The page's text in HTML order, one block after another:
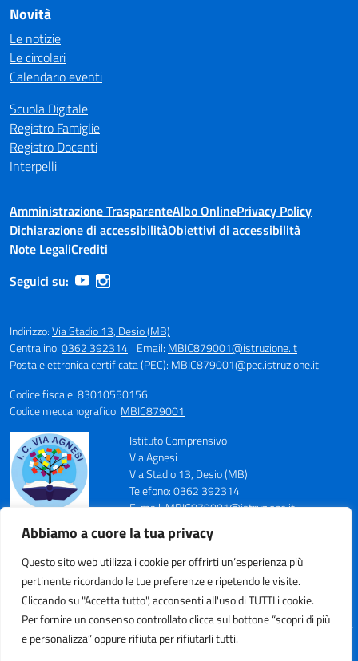
Abbiamo a cuore la tua privacy
Questo sito web utilizza i cookie per offrirti un’esperienza più
pertinente ricordando le tue preferenze e ripetendo le visite.
Cliccando su "Accetta tutto", acconsenti all'uso di TUTTI i cookie.
Per fornire un consenso controllato clicca sul bottone “scopri di più
e personalizza” oppure rifiuta per rifiutarli tutti.
Novità
Le notizie
Le circolari
Calendario eventi
Scuola Digitale
Registro Famiglie
Registro Docenti
Interpelli
Amministrazione TrasparenteAlbo OnlinePrivacy Policy
Dichiarazione di accessibilitàObiettivi di accessibilità
Note LegaliCrediti
Seguici su:
Indirizzo:Via Stadio 13, Desio (MB)
Centralino:0362 392314 Email: MBIC879001@istruzione.it
Posta elettronica certificata (PEC): MBIC879001@pec.istruzione.it
Codice fiscale: 83010550156
Codice meccanografico: MBIC879001
Istituto Comprensivo
Via Agnesi
Via Stadio 13, Desio (MB)
Telefono: 0362 392314
E-mail: MBIC879001@istruzione.it
PEC: MBIC879001@pec.istruzione.it
Codice Meccanografico: MBIC879001
Codice Fiscale: 83010550156